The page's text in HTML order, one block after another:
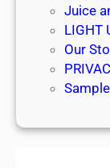
Juice
LIGHT
Our